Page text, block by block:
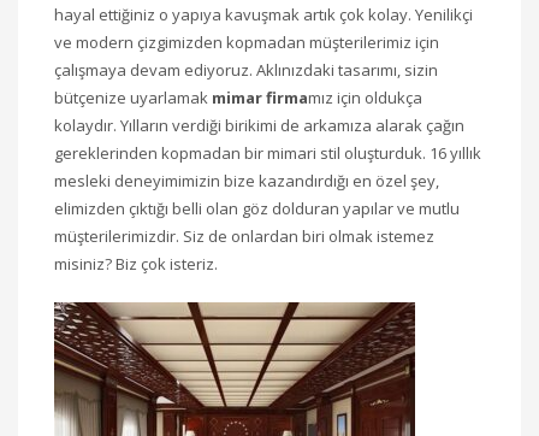
hayal ettiğiniz o yapıya kavuşmak artık çok kolay. Yenilikçi
ve modern çizgimizden kopmadan müşterilerimiz için
çalışmaya devam ediyoruz. Aklınızdaki tasarımı, sizin
bütçenize uyarlamak mimar firmamız için oldukça
kolaydır. Yılların verdiği birikimi de arkamıza alarak çağın
gereklerinden kopmadan bir mimari stil oluşturduk. 16 yıllık
mesleki deneyimimizin bize kazandırdığı en özel şey,
elimizden çıktığı belli olan göz dolduran yapılar ve mutlu
müşterilerimizdir. Siz de onlardan biri olmak istemez
misiniz? Biz çok isteriz.